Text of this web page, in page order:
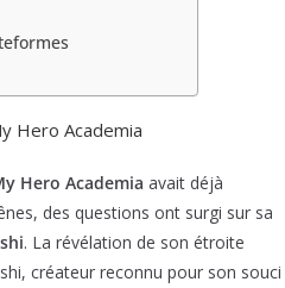
Hero Academia
Hero Academia avait déjà
des questions ont surgi sur sa
. La révélation de son étroite
créateur reconnu pour son souci